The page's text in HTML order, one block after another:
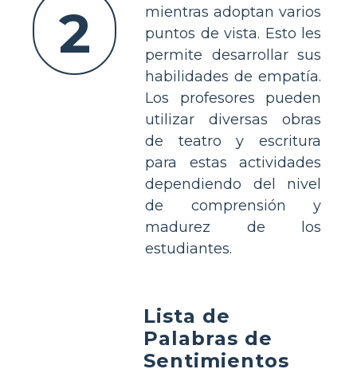
2
mientras adoptan varios
puntos de vista. Esto les
permite desarrollar sus
habilidades de empatía.
Los profesores pueden
utilizar diversas obras
de teatro y escritura
para estas actividades
dependiendo del nivel
de comprensión y
madurez de los
estudiantes.
Lista de
Palabras de
Sentimientos